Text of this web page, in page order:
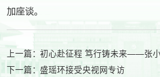
加座谈。
上一篇：初心赴征程 笃行铸未来——张
下一篇：盛瑶环接受央视网专访